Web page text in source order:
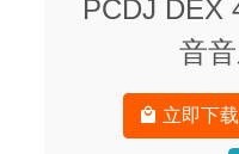
PCDJ DEX
音
立即下载
AnyMP4 Mac Video
2026-03-29
Affinity Designer 1.8.3